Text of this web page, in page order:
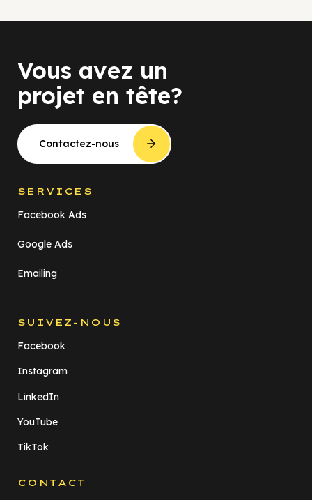
Vous avez un
projet en tête?
Contactez-nous
SERVICES
Facebook Ads
Google Ads
Emailing
SUIVEZ-NOUS
Facebook
Instagram
LinkedIn
YouTube
TikTok
CONTACT